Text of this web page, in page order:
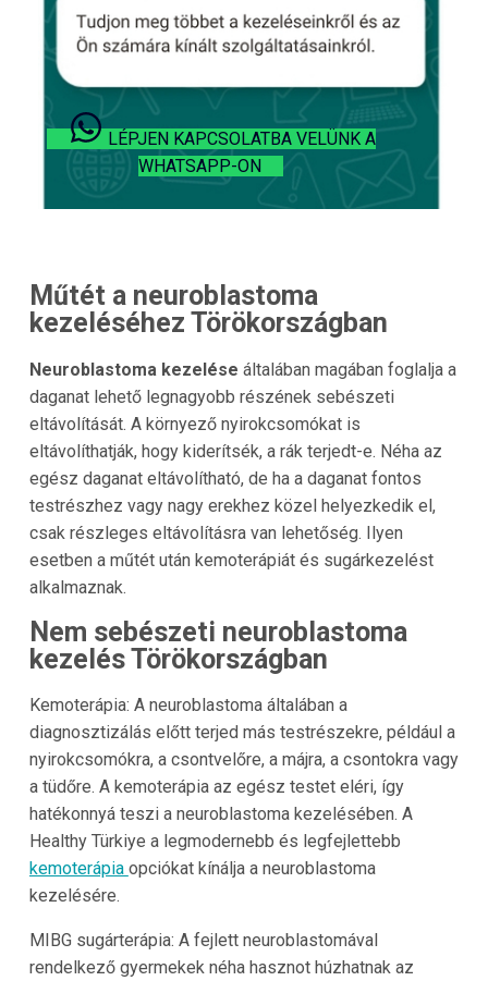
LÉPJEN KAPCSOLATBA VELÜNK A
WHATSAPP-ON
Műtét a neuroblastoma
kezeléséhez Törökországban
Neuroblastoma kezelése általában magában foglalja a
daganat lehető legnagyobb részének sebészeti
eltávolítását. A környező nyirokcsomókat is
eltávolíthatják, hogy kiderítsék, a rák terjedt-e. Néha az
egész daganat eltávolítható, de ha a daganat fontos
testrészhez vagy nagy erekhez közel helyezkedik el,
csak részleges eltávolításra van lehetőség. Ilyen
esetben a műtét után kemoterápiát és sugárkezelést
alkalmaznak.
Nem sebészeti neuroblastoma
kezelés Törökországban
Kemoterápia: A neuroblastoma általában a
diagnosztizálás előtt terjed más testrészekre, például a
nyirokcsomókra, a csontvelőre, a májra, a csontokra vagy
a tüdőre. A kemoterápia az egész testet eléri, így
hatékonnyá teszi a neuroblastoma kezelésében. A
Healthy Türkiye a legmodernebb és legfejlettebb
kemoterápia opciókat kínálja a neuroblastoma
kezelésére.
MIBG sugárterápia: A fejlett neuroblastomával
rendelkező gyermekek néha hasznot húzhatnak az